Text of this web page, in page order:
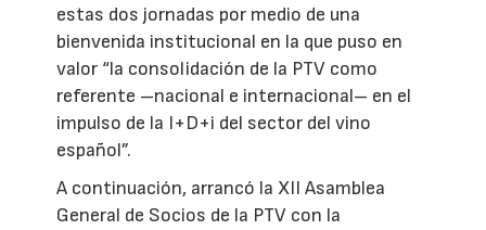
estas dos jornadas por medio de una
bienvenida institucional en la que puso en
valor “la consolidación de la PTV como
referente –nacional e internacional– en el
impulso de la I+D+i del sector del vino
español”.
A continuación, arrancó la XII Asamblea
General de Socios de la PTV con la